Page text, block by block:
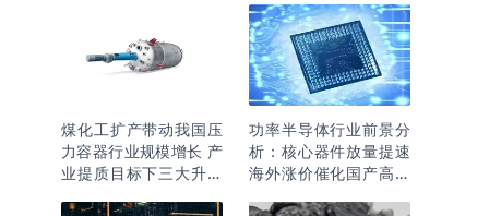
煤化工扩产带动我国压
力容器行业规模增长 产
业提质目标下三大升级
功率半导体行业前景分
析：核心器件放量提速
海外涨价催化国产高端